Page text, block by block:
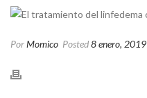
PorMomico Posted8 enero, 2019